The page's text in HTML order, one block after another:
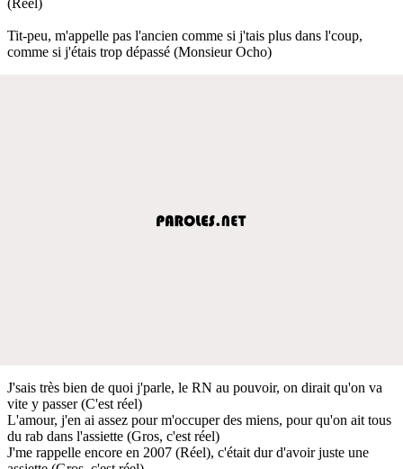
Tit-peu, m'appelle pas l'ancien comme si j'tais plus dans l'coup,
comme si j'étais trop dépassé (Monsieur Ocho)
J'sais très bien de quoi j'parle, le RN au pouvoir, on dirait qu'on va
vite y passer (C'est réel)
L'amour, j'en ai assez pour m'occuper des miens, pour qu'on ait tous
du rab dans l'assiette (Gros, c'est réel)
J'me rappelle encore en 2007 (Réel), c'était dur d'avoir juste une